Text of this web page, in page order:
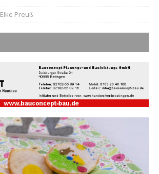
Elke Preuß